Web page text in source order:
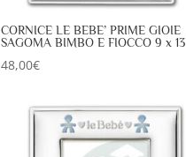
CORNICE LE BEBE’ PRIME GIOIE
SAGOMA BIMBO E FIOCCO 9 x 13
48,00€